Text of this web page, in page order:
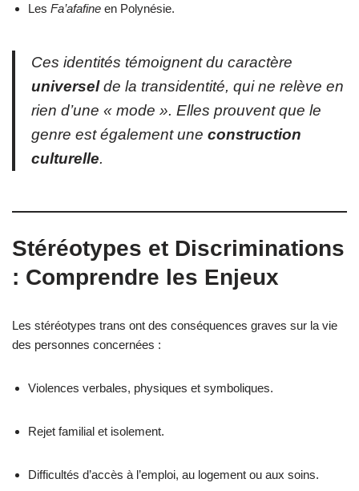
Les Fa’afafine en Polynésie.
Ces identités témoignent du caractère
universelde la transidentité, qui ne relève en
rien d’une « mode ». Elles prouvent que le
genre est également une construction
culturelle.
Stéréotypes et Discriminations
: Comprendre les Enjeux
Les stéréotypes trans ont des conséquences graves sur la vie
des personnes concernées :
Violences verbales, physiques et symboliques.
Rejet familial et isolement.
Difficultés d’accès à l’emploi, au logement ou aux soins.